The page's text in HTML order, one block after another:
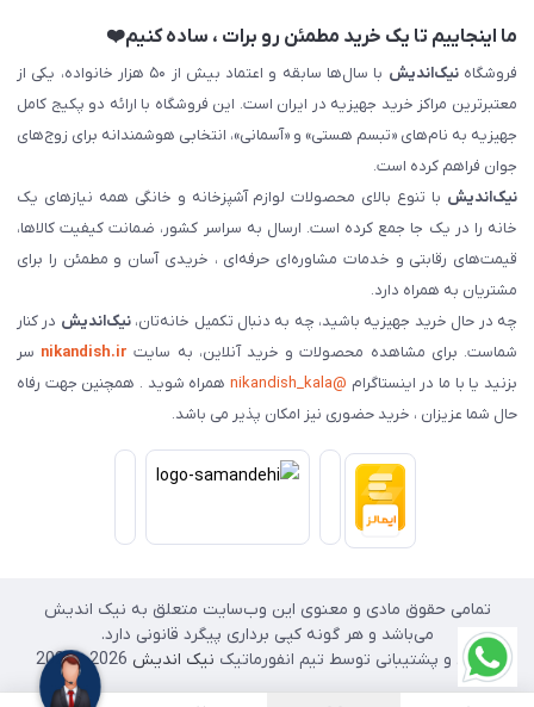
ما اینجاییم تا یک خرید مطمئن رو برات ، ساده کنیم❤️
فروشگاهنیک‌اندیش
با سال‌ها سابقه و اعتماد بیش از ۵۰ هزار خانواده، یکی از
معتبرترین مراکز خرید جهیزیه در ایران است. این فروشگاه با ارائه دو پکیج کامل
جهیزیه به نام‌های «تبسم هستی» و «آسمانی»، انتخابی هوشمندانه برای زوج‌های
جوان فراهم کرده است.
نیک‌اندیش با تنوع بالای محصولات لوازم آشپزخانه و خانگی همه نیازهای یک
خانه را در یک جا جمع کرده است. ارسال به سراسر کشور، ضمانت کیفیت کالاها،
قیمت‌های رقابتی و خدمات مشاوره‌ای حرفه‌ای ، خریدی آسان و مطمئن را برای
مشتریان به همراه دارد.
چه در حال خرید جهیزیه باشید، چه به دنبال تکمیل خانه‌تان،نیک‌اندیش در کنار
شماست. برای مشاهده محصولات و خرید آنلاین، به سایت nikandish.ir سر
بزنید یا با ما در اینستاگرام @nikandish_kala
همراه شوید . همچنین جهت رفاه
حال شما عزیزان ، خرید حضوری نیز امکان پذیر می باشد.
تمامی حقوق مادی و معنوی این وب‌سایت متعلق به نیک اندیش
می‌باشد و هر گونه کپی برداری پیگرد قانونی دارد.
طراحی و پشتیبانی توسط تیم انفورماتیک نیک اندیش 2026 - 2025